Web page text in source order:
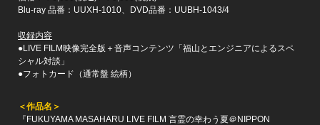
Blu-ray 品番：UUXH-1010、DVD品番：UUBH-1043/4
収録内容
●LIVE FILM映像完全版＋音声コンテンツ「福山とエンジニアによるスペ
シャル対談」
●フォトカード（通常盤 絵柄）
＜作品名＞
『FUKUYAMA MASAHARU LIVE FILM 言霊の幸わう夏＠NIPPON